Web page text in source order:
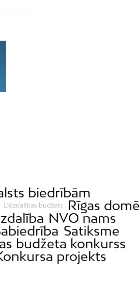
biedrībām
Līdzdalības budžets
Rīgas domē
NVO nams
Satiksme
budžeta konkurss
projekts